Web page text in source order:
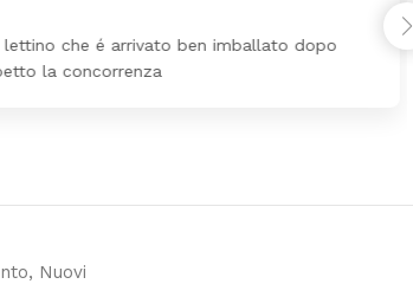
che é arrivato ben imballato dopo
la concorrenza
, Nuovi